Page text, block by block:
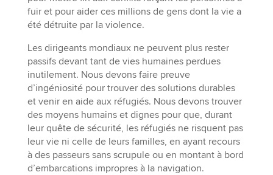
fuir et pour aider ces millions de gens dont la vie a
été détruite par la violence.
Les dirigeants mondiaux ne peuvent plus rester
passifs devant tant de vies humaines perdues
inutilement. Nous devons faire preuve
d’ingéniosité pour trouver des solutions durables
et venir en aide aux réfugiés. Nous devons trouver
des moyens humains et dignes pour que, durant
leur quête de sécurité, les réfugiés ne risquent pas
leur vie ni celle de leurs familles, en ayant recours
à des passeurs sans scrupule ou en montant à bord
d’embarcations impropres à la navigation.